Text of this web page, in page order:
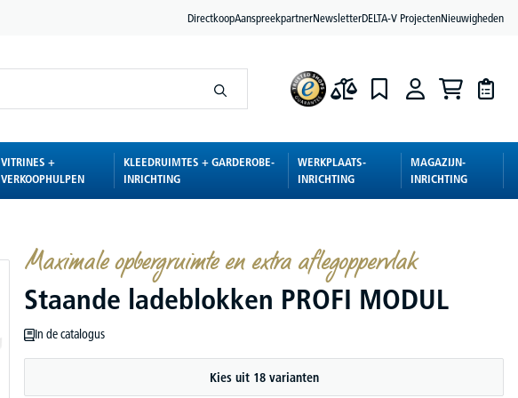
DirectkoopAanspreekpartnerNewsletterDELTA-V ProjectenNieuwigheden
VITRINES +
VERKOOPHULPEN
KLEEDRUIMTES + GARDEROBE-
INRICHTING
WERKPLAATS-
INRICHTING
MAGAZIJN-
INRICHTING
Maximale opbergruimte en extra aflegoppervlak
Staande ladeblokken PROFI MODUL
In de catalogus
Kies uit 18 varianten